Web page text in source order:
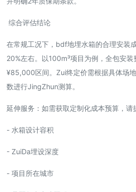
综合评估结论
在常规工况下，bdf地埋水箱的合理安装
20%左右。以100m³项目为例，全包安
¥85,000区间。Zui终定价需根据具体场
数进行JingZhun测算。
延伸服务：如需获取定制化成本预算，请
- 水箱设计容积
- ZuiDa埋设深度
- 项目所在城市